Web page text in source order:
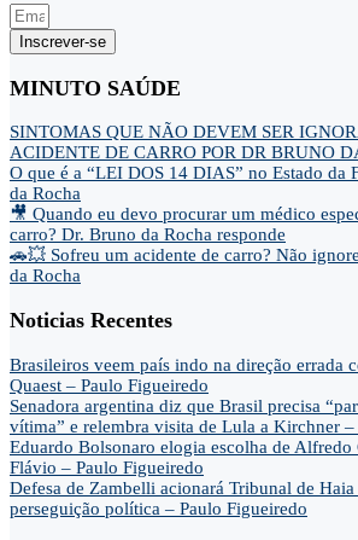
Inscrever-se
MINUTO SAÚDE
SINTOMAS QUE NÃO DEVEM SER
ACIDENTE DE CARRO POR DR BRUNO
O que é a “LEI DOS 14 DIAS” no Estado da
da Rocha
🎥 Quando eu devo procurar um médico
carro? Dr. Bruno da Rocha responde
🚗💥 Sofreu um acidente de carro? Não
da Rocha
Noticias Recentes
Brasileiros veem país indo na direção errada
Quaest – Paulo Figueiredo
Senadora argentina diz que Brasil precisa
vítima” e relembra visita de Lula a Kirchner –
Eduardo Bolsonaro elogia escolha de Alfredo
Flávio – Paulo Figueiredo
Defesa de Zambelli acionará Tribunal de
perseguição política – Paulo Figueiredo